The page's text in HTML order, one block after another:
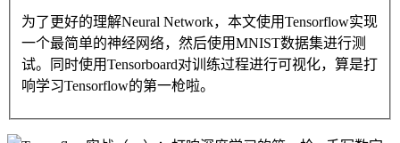
为了更好的理解Neural Network，本文使用Tensorflow实现
一个最简单的神经网络，然后使用MNIST数据集进行测
试。同时使用Tensorboard对训练过程进行可视化，算是打
响学习Tensorflow的第一枪啦。